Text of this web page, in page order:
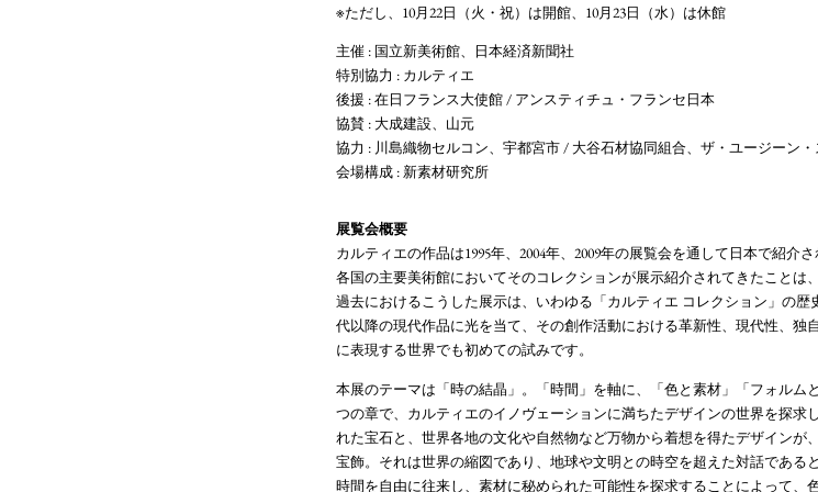
※ただし、10月22日（火・祝）は開館、10月23日（水）は休館
主催 : 国立新美術館、日本経済新聞社
特別協力 : カルティエ
後援 : 在日フランス大使館 / アンスティチュ・フランセ日本
協賛 : 大成建設、山元
協力 : 川島織物セルコン、宇都宮市 / 大谷石材協同組合、ザ・ユージーン
会場構成 : 新素材研究所
展覧会概要
カルティエの作品は1995年、2004年、2009年の展覧会を通して日本で紹介
各国の主要美術館においてそのコレクションが展示紹介されてきたことは
過去におけるこうした展示は、いわゆる「カルティエ コレクション」の
代以降の現代作品に光を当て、その創作活動における革新性、現代性、
に表現する世界でも初めての試みです。
本展のテーマは「時の結晶」。「時間」を軸に、「色と素材」「フォルム
つの章で、カルティエのイノヴェーションに満ちたデザインの世界を探求
れた宝石と、世界各地の文化や自然物など万物から着想を得たデザイン
宝飾。それは世界の縮図であり、地球や文明との時空を超えた対話である
時間を自由に往来し、素材に秘められた可能性を探求することによって、